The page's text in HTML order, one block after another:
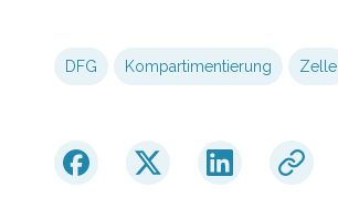
DFG Kompartimentierung Zelle